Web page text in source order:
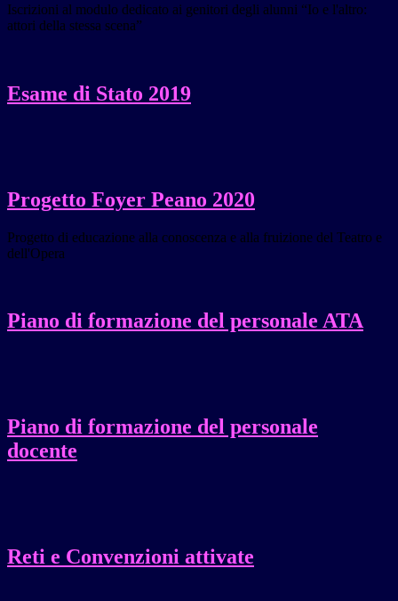
Iscrizioni al modulo dedicato ai genitori degli alunni “Io e l'altro:
attori della stessa scena”
Esame di Stato 2019
Progetto Foyer Peano 2020
Progetto di educazione alla conoscenza e alla fruizione del Teatro e
dell'Opera
Piano di formazione del personale ATA
Piano di formazione del personale
docente
Reti e Convenzioni attivate